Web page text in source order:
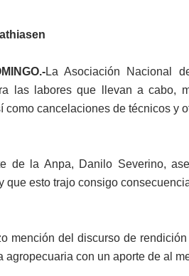
La Asociación Nacional
las labores que llevan a cabo,
como cancelaciones de técnicos y
de la Anpa, Danilo Severino,
que esto trajo consigo
mención del discurso de
agropecuaria con un aporte de al